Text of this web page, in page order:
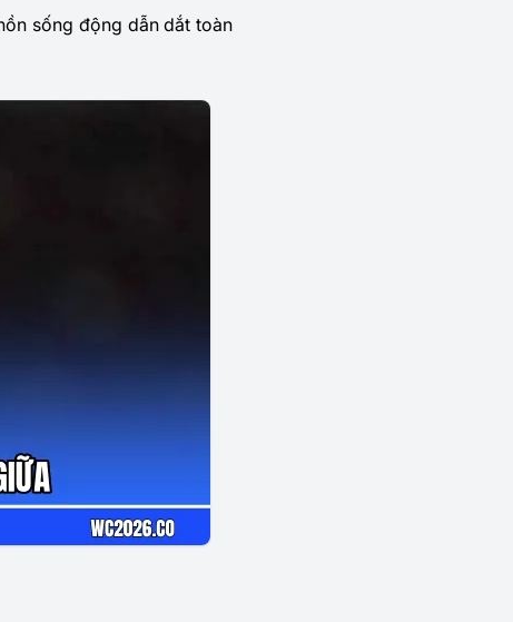
sống động dẫn dắt toàn